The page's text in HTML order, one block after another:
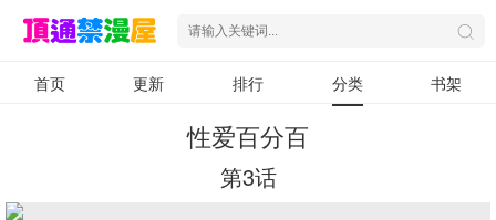
首页 更新 排行 分类 书架
性爱百分百
第3话